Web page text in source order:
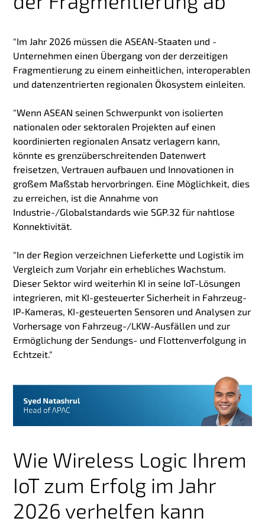
"Im Jahr 2026 müssen die ASEAN-Staaten und -
Unternehmen einen Übergang von der derzeitigen
Fragmentierung zu einem einheitlichen, interoperablen
und datenzentrierten regionalen Ökosystem einleiten.
"Wenn ASEAN seinen Schwerpunkt von isolierten
nationalen oder sektoralen Projekten auf einen
koordinierten regionalen Ansatz verlagern kann,
könnte es grenzüberschreitenden Datenwert
freisetzen, Vertrauen aufbauen und Innovationen in
großem Maßstab hervorbringen. Eine Möglichkeit, dies
zu erreichen, ist die Annahme von
Industrie-/Globalstandards wie SGP.32 für nahtlose
Konnektivität.
"In der Region verzeichnen Lieferkette und Logistik im
Vergleich zum Vorjahr ein erhebliches Wachstum.
Dieser Sektor wird weiterhin KI in seine IoT-Lösungen
integrieren, mit KI-gesteuerter Sicherheit in Fahrzeug-
IP-Kameras, KI-gesteuerten Sensoren und Analysen zur
Vorhersage von Fahrzeug-/LKW-Ausfällen und zur
Ermöglichung der Sendungs- und Flottenverfolgung in
Echtzeit."
Wie Wireless Logic Ihrem
IoT zum Erfolg im Jahr
2026 verhelfen kann